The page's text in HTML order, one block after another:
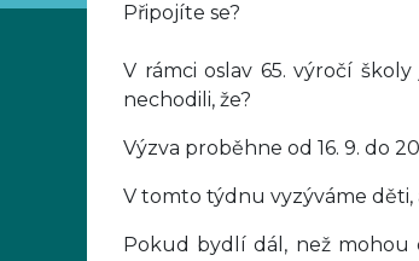
Připojíte se?
V rámci oslav 65. výročí
nechodili, že?
Výzva proběhne od 16. 9. do
V tomto týdnu vyzýváme děti,
Pokud bydlí dál, než